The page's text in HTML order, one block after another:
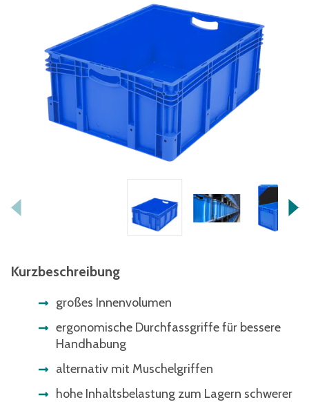
Kurzbeschreibung
großes Innenvolumen
ergonomische Durchfassgriffe für bessere
Handhabung
alternativ mit Muschelgriffen
hohe Inhaltsbelastung zum Lagern schwerer